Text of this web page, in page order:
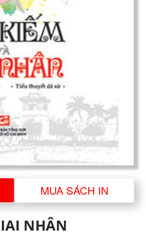
MUA SÁCH IN
NHÂN